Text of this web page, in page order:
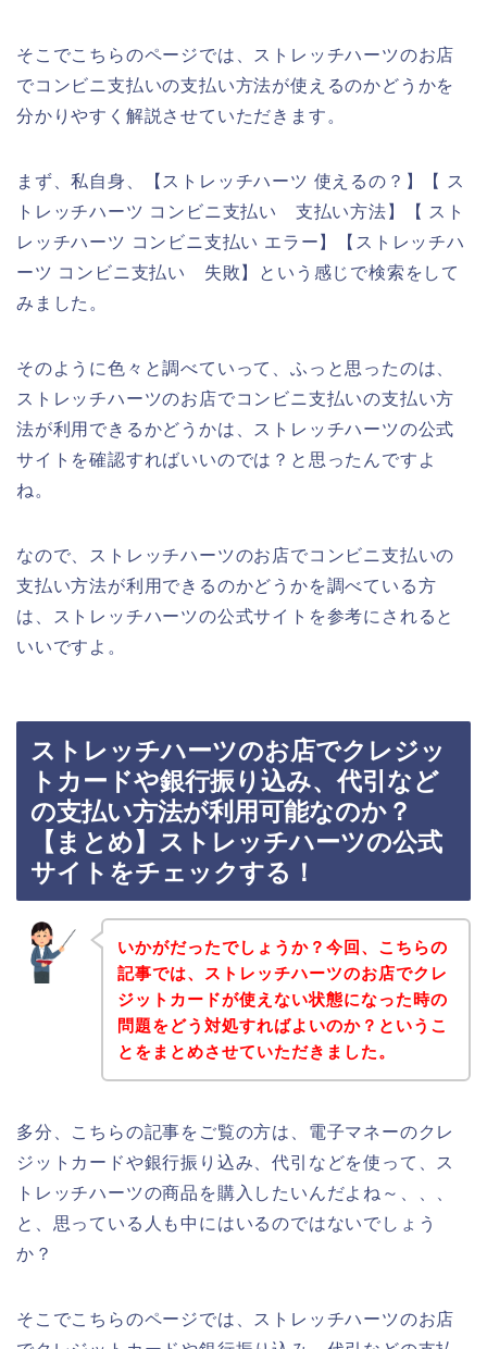
そこでこちらのページでは、ストレッチハーツのお店
でコンビニ支払いの支払い方法が使えるのかどうかを
分かりやすく解説させていただきます。
まず、私自身、【ストレッチハーツ 使えるの？】【 ス
トレッチハーツ コンビニ支払い 支払い方法】【 スト
レッチハーツ コンビニ支払い エラー】【ストレッチハ
ーツ コンビニ支払い 失敗】という感じで検索をして
みました。
そのように色々と調べていって、ふっと思ったのは、
ストレッチハーツのお店でコンビニ支払いの支払い方
法が利用できるかどうかは、ストレッチハーツの公式
サイトを確認すればいいのでは？と思ったんですよ
ね。
なので、ストレッチハーツのお店でコンビニ支払いの
支払い方法が利用できるのかどうかを調べている方
は、ストレッチハーツの公式サイトを参考にされると
いいですよ。
ストレッチハーツのお店でクレジッ
トカードや銀行振り込み、代引など
の支払い方法が利用可能なのか？
【まとめ】ストレッチハーツの公式
サイトをチェックする！
いかがだったでしょうか？今回、こちらの
記事では、ストレッチハーツのお店でクレ
ジットカードが使えない状態になった時の
問題をどう対処すればよいのか？というこ
とをまとめさせていただきました。
多分、こちらの記事をご覧の方は、電子マネーのクレ
ジットカードや銀行振り込み、代引などを使って、ス
トレッチハーツの商品を購入したいんだよね～、、、
と、思っている人も中にはいるのではないでしょう
か？
そこでこちらのページでは、ストレッチハーツのお店